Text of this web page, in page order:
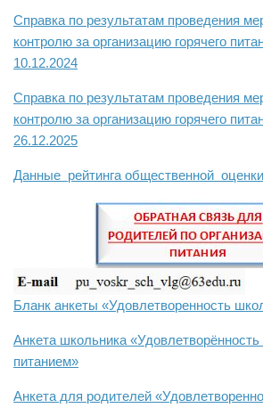
Справка по результатам проведения
контролю за организацию горячего
10.12.2024
Справка по результатам проведения
контролю за организацию горячего
26.12.2025
Данные рейтинга общественной
Бланк анкеты «Удовлетворенность
Анкета школьника
питанием»
Анкета для родителей